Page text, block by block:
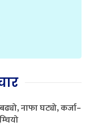
नाफा घट्यो, कर्जा–